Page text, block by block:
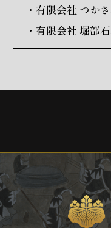
・ 有限会社 つか
・ 有限会社 堀部